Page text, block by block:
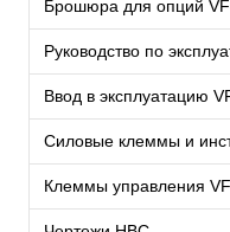
Брошюра для опций
Руководство по
Ввод в эксплуатацию
Силовые клеммы и
Клеммы управления